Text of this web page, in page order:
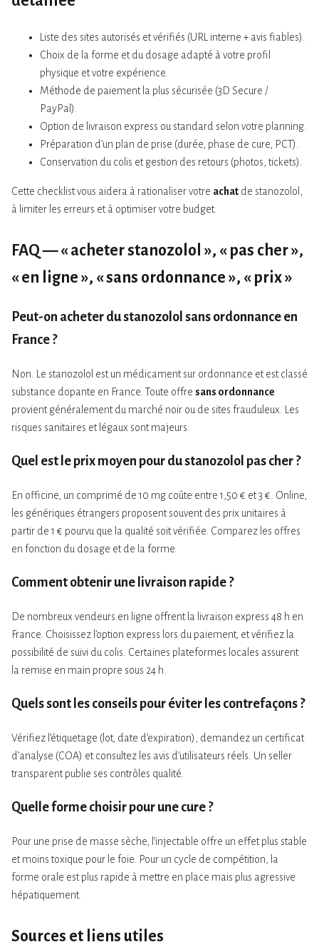
Liste des sites autorisés et vérifiés (URL interne + avis fiables).
Choix de la forme et du dosage adapté à votre profil
physique et votre expérience.
Méthode de paiement la plus sécurisée (3D Secure /
PayPal).
Option de livraison express ou standard selon votre planning.
Préparation d’un plan de prise (durée, phase de cure, PCT).
Conservation du colis et gestion des retours (photos, tickets).
Cette checklist vous aidera à rationaliser votre achat de stanozolol,
à limiter les erreurs et à optimiser votre budget.
FAQ — « acheter stanozolol », « pas cher »,
« en ligne », « sans ordonnance », « prix »
Peut-on acheter du stanozolol sans ordonnance en
France ?
Non. Le stanozolol est un médicament sur ordonnance et est classé
substance dopante en France. Toute offre sans ordonnance
provient généralement du marché noir ou de sites frauduleux. Les
risques sanitaires et légaux sont majeurs.
Quel est le prix moyen pour du stanozolol pas cher ?
En officine, un comprimé de 10 mg coûte entre 1,50 € et 3 €. Online,
les génériques étrangers proposent souvent des prix unitaires à
partir de 1 € pourvu que la qualité soit vérifiée. Comparez les offres
en fonction du dosage et de la forme.
Comment obtenir une livraison rapide ?
De nombreux vendeurs en ligne offrent la livraison express 48 h en
France. Choisissez l’option express lors du paiement, et vérifiez la
possibilité de suivi du colis. Certaines plateformes locales assurent
la remise en main propre sous 24 h.
Quels sont les conseils pour éviter les contrefaçons ?
Vérifiez l’étiquetage (lot, date d’expiration), demandez un certificat
d’analyse (COA) et consultez les avis d’utilisateurs réels. Un seller
transparent publie ses contrôles qualité.
Quelle forme choisir pour une cure ?
Pour une prise de masse sèche, l’injectable offre un effet plus stable
et moins toxique pour le foie. Pour un cycle de compétition, la
forme orale est plus rapide à mettre en place mais plus agressive
hépatiquement.
Sources et liens utiles